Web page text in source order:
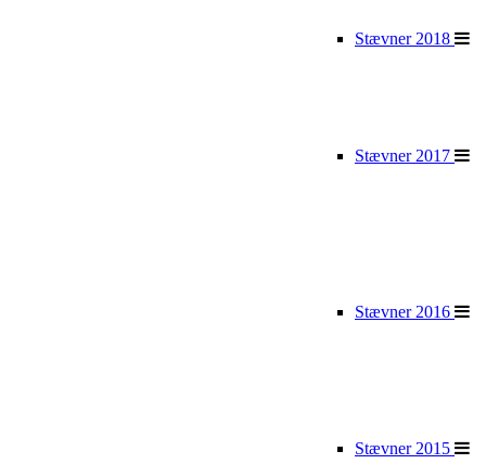
Stævner 2018
Stævner 2017
Stævner 2016
Stævner 2015